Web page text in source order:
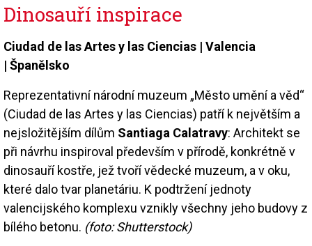
Dinosauří inspirace
Ciudad de las Artes y las Ciencias | Valencia
| Španělsko
Reprezentativní národní muzeum „Město umění a věd“
(Ciudad de las Artes y las Ciencias) patří k největším a
nejsložitějším dílům Santiaga Calatravy: Architekt se
při návrhu inspiroval především v přírodě, konkrétně v
dinosauří kostře, jež tvoří vědecké muzeum, a v oku,
které dalo tvar planetáriu. K podtržení jednoty
valencijského komplexu vznikly všechny jeho budovy z
bílého betonu. (foto: Shutterstock)